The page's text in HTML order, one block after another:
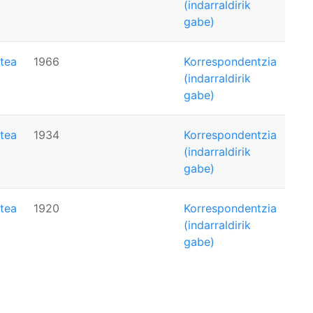
(indarraldirik
gabe)
1966
Korrespondentzia
(indarraldirik
gabe)
1934
Korrespondentzia
(indarraldirik
gabe)
1920
Korrespondentzia
(indarraldirik
gabe)